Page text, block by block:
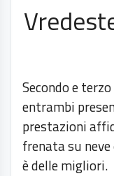
Secondo e
entrambi
prestazioni
frenata su
è delle migliori.